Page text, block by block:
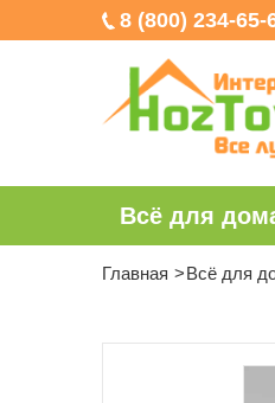
8 (800) 234-65-
Всё для
Главная Всё для